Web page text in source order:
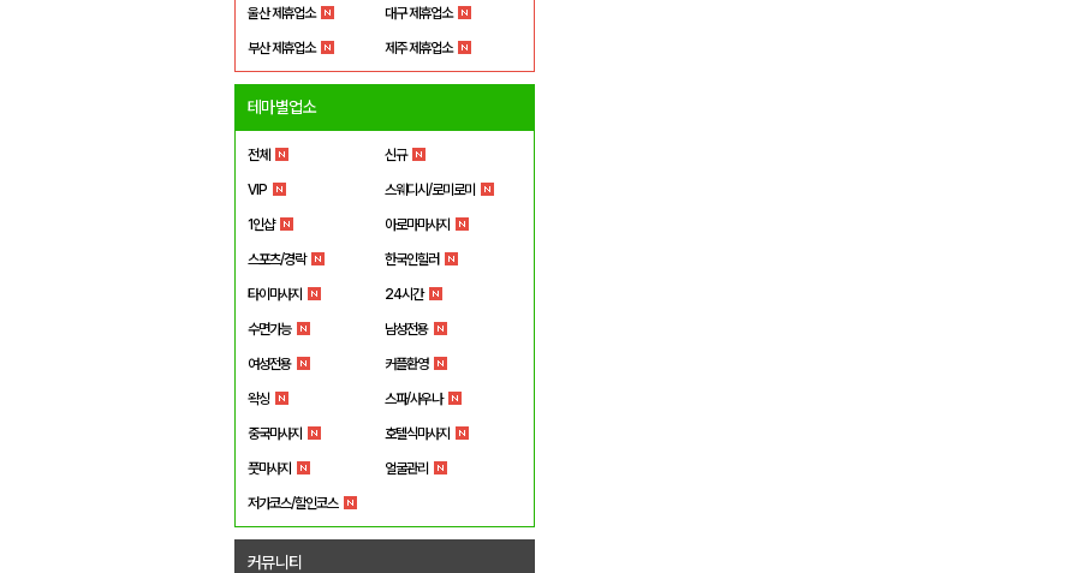
울산 제휴업소 대구 제휴업소
부산 제휴업소 제주 제휴업소
테마별업소
전체 신규
VIP 스웨디시/로미로미
1인샵 아로마마사지
스포츠/경락 한국인힐러
타이마사지 24시간
수면가능 남성전용
여성전용 커플환영
왁싱 스파/사우나
중국마사지 호텔식마사지
풋마사지 얼굴관리
저가코스/할인코스
커뮤니티